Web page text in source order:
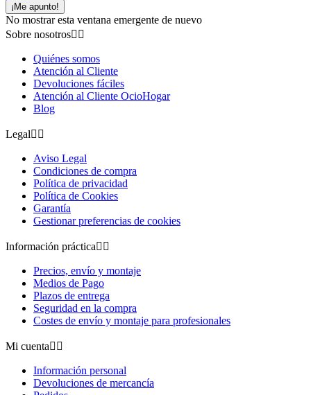
¡Me apunto!
No mostrar esta ventana emergente de nuevo
Sobre nosotros 
Quiénes somos
Atención al Cliente
Devoluciones fáciles
Atención al Cliente OcioHogar
Blog
Legal 
Aviso Legal
Condiciones de compra
Política de privacidad
Política de Cookies
Garantía
Gestionar preferencias de cookies
Información práctica 
Precios, envío y montaje
Medios de Pago
Plazos de entrega
Seguridad en la compra
Costes de envío y montaje para profesionales
Mi cuenta 
Información personal
Devoluciones de mercancía